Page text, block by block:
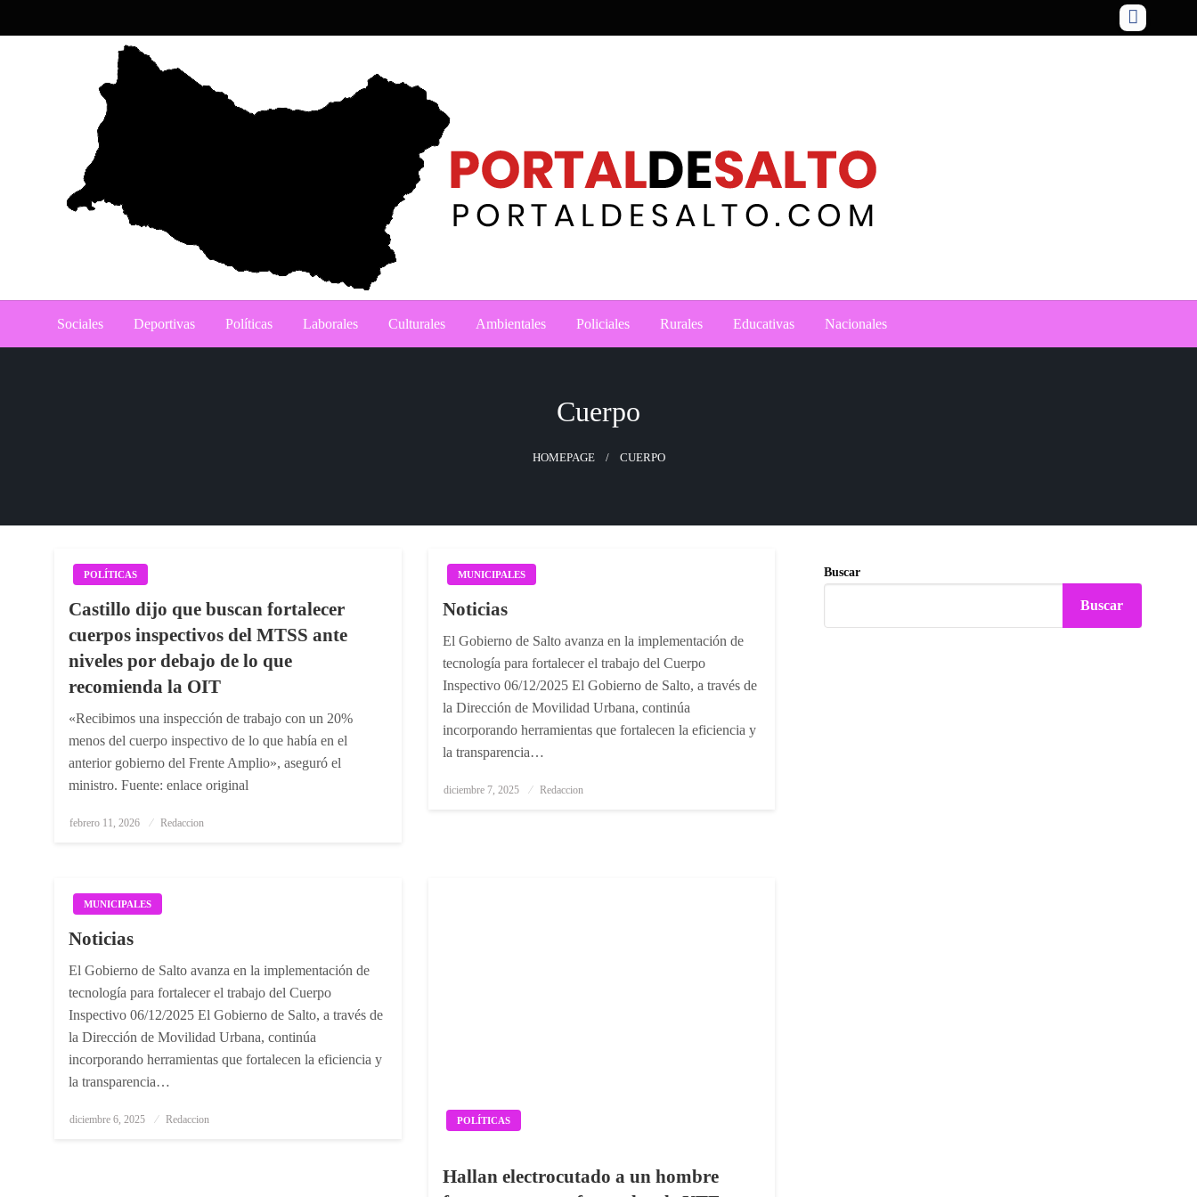
Portal del Salto
Noticias del norte del país.
Sociales
Deportivas Políticas Laborales Culturales Ambientales Policiales Rurales Educativas Nacionales
Cuerpo
HOMEPAGE CUERPO
POLÍTICAS
Castillo dijo que buscan fortalecer
cuerpos inspectivos del MTSS ante
niveles por debajo de lo que
recomienda la OIT
«Recibimos una inspección de trabajo con un 20%
menos del cuerpo inspectivo de lo que había en el
anterior gobierno del Frente Amplio», aseguró el
ministro. Fuente: enlace original
Posted
febrero 11, 2026 Redaccion
MUNICIPALES
Noticias
El Gobierno de Salto avanza en la implementación de
tecnología para fortalecer el trabajo del Cuerpo
Inspectivo 06/12/2025 El Gobierno de Salto, a través de
la Dirección de Movilidad Urbana, continúa
incorporando herramientas que fortalecen la eficiencia y
la transparencia…
Posted
diciembre 7, 2025 Redaccion
MUNICIPALES
Noticias
El Gobierno de Salto avanza en la implementación de
tecnología para fortalecer el trabajo del Cuerpo
Inspectivo 06/12/2025 El Gobierno de Salto, a través de
la Dirección de Movilidad Urbana, continúa
incorporando herramientas que fortalecen la eficiencia y
la transparencia…
Posted
diciembre 6, 2025 Redaccion POLÍTICAS
Hallan electrocutado a un hombre
Buscar
Buscar